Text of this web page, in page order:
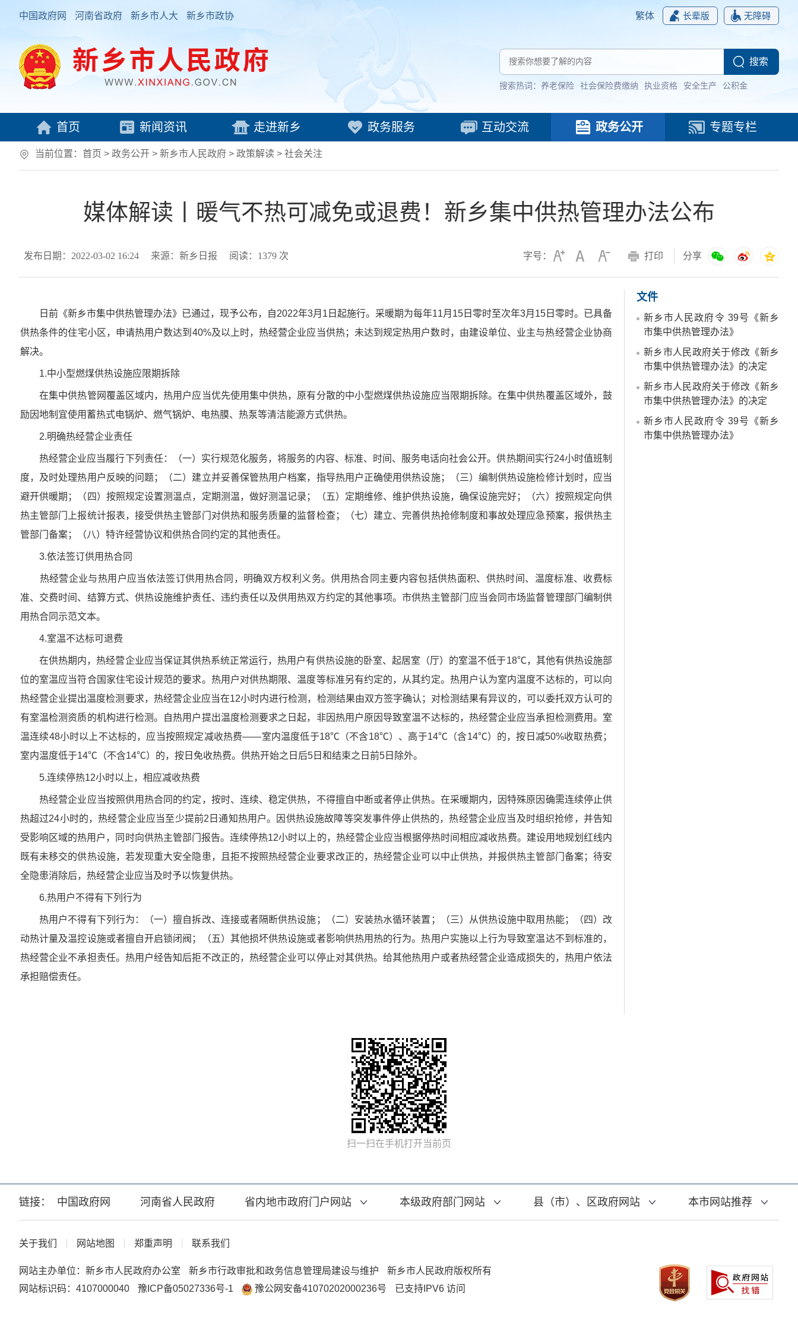
中国政府网 河南省政府 新乡市人大 新乡市政协 繁体 长辈版 无障碍
搜索热词： 养老保险 社会保险费缴纳 执业资格 安全生产 公积金
首页 新闻资讯 走进新乡 政务服务 互动交流 政务公开 专题专栏
当前位置： 首页 > 政务公开 > 新乡市人民政府 > 政策解读 > 社会关注
媒体解读丨暖气不热可减免或退费！新乡集中供热管理办法公布
发布日期：2022-03-02 16:24 来源：新乡日报 阅读： 1379 次 字号： 打印 分享
日前《新乡市集中供热管理办法》已通过，现予公布，自2022年3月1日起施行。采暖期为每年11月15日零时至次年3月15日零时。已具备
供热条件的住宅小区，申请热用户数达到40%及以上时，热经营企业应当供热；未达到规定热用户数时，由建设单位、业主与热经营企业协商
解决。
1.中小型燃煤供热设施应限期拆除
在集中供热管网覆盖区域内，热用户应当优先使用集中供热，原有分散的中小型燃煤供热设施应当限期拆除。在集中供热覆盖区域外，鼓
励因地制宜使用蓄热式电锅炉、燃气锅炉、电热膜、热泵等清洁能源方式供热。
2.明确热经营企业责任
热经营企业应当履行下列责任：（一）实行规范化服务，将服务的内容、标准、时间、服务电话向社会公开。供热期间实行24小时值班制
度，及时处理热用户反映的问题；（二）建立并妥善保管热用户档案，指导热用户正确使用供热设施；（三）编制供热设施检修计划时，应当
避开供暖期；（四）按照规定设置测温点，定期测温，做好测温记录；（五）定期维修、维护供热设施，确保设施完好；（六）按照规定向供
热主管部门上报统计报表，接受供热主管部门对供热和服务质量的监督检查；（七）建立、完善供热抢修制度和事故处理应急预案，报供热主
管部门备案；（八）特许经营协议和供热合同约定的其他责任。
3.依法签订供用热合同
热经营企业与热用户应当依法签订供用热合同，明确双方权利义务。供用热合同主要内容包括供热面积、供热时间、温度标准、收费标
准、交费时间、结算方式、供热设施维护责任、违约责任以及供用热双方约定的其他事项。市供热主管部门应当会同市场监督管理部门编制供
用热合同示范文本。
4.室温不达标可退费
在供热期内，热经营企业应当保证其供热系统正常运行，热用户有供热设施的卧室、起居室（厅）的室温不低于18℃，其他有供热设施部
位的室温应当符合国家住宅设计规范的要求。热用户对供热期限、温度等标准另有约定的，从其约定。热用户认为室内温度不达标的，可以向
热经营企业提出温度检测要求，热经营企业应当在12小时内进行检测，检测结果由双方签字确认；对检测结果有异议的，可以委托双方认可的
有室温检测资质的机构进行检测。自热用户提出温度检测要求之日起，非因热用户原因导致室温不达标的，热经营企业应当承担检测费用。室
温连续48小时以上不达标的，应当按照规定减收热费——室内温度低于18℃（不含18℃）、高于14℃（含14℃）的，按日减50%收取热费；
室内温度低于14℃（不含14℃）的，按日免收热费。供热开始之日后5日和结束之日前5日除外。
5.连续停热12小时以上，相应减收热费
热经营企业应当按照供用热合同的约定，按时、连续、稳定供热，不得擅自中断或者停止供热。在采暖期内，因特殊原因确需连续停止供
热超过24小时的，热经营企业应当至少提前2日通知热用户。因供热设施故障等突发事件停止供热的，热经营企业应当及时组织抢修，并告知
受影响区域的热用户，同时向供热主管部门报告。连续停热12小时以上的，热经营企业应当根据停热时间相应减收热费。建设用地规划红线内
既有未移交的供热设施，若发现重大安全隐患，且拒不按照热经营企业要求改正的，热经营企业可以中止供热，并报供热主管部门备案；待安
全隐患消除后，热经营企业应当及时予以恢复供热。
6.热用户不得有下列行为
热用户不得有下列行为：（一）擅自拆改、连接或者隔断供热设施；（二）安装热水循环装置；（三）从供热设施中取用热能；（四）改
动热计量及温控设施或者擅自开启锁闭阀；（五）其他损坏供热设施或者影响供热用热的行为。热用户实施以上行为导致室温达不到标准的，
热经营企业不承担责任。热用户经告知后拒不改正的，热经营企业可以停止对其供热。给其他热用户或者热经营企业造成损失的，热用户依法
承担赔偿责任。
文件
新乡市人民政府令 39号《新乡
市集中供热管理办法》
新乡市人民政府关于修改《新乡
市集中供热管理办法》的决定
新乡市人民政府关于修改《新乡
市集中供热管理办法》的决定
新乡市人民政府令 39号《新乡
市集中供热管理办法》
扫一扫在手机打开当前页
链接： 中国政府网 河南省人民政府 省内地市政府门户网站 本级政府部门网站 县（市）、区政府网站 本市网站推荐
关于我们 网站地图 郑重声明 联系我们
网站主办单位：新乡市人民政府办公室 新乡市行政审批和政务信息管理局建设与维护
新乡市人民政府版权所有
网站标识码：4107000040
豫ICP备05027336号-1 豫公网安备41070202000236号 已支持IPV6 访问